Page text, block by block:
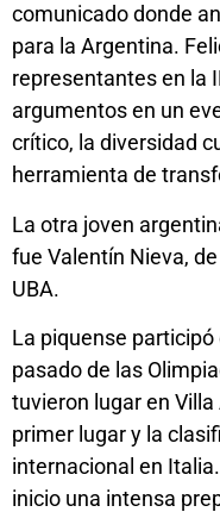
comunicado donde
para la Argentina.
representantes en la
argumentos en un
crítico, la diversidad
herramienta de
La otra joven
fue Valentín Nieva,
UBA.
La piquense
pasado de las
tuvieron lugar en
primer lugar y la
internacional en
inicio una intensa